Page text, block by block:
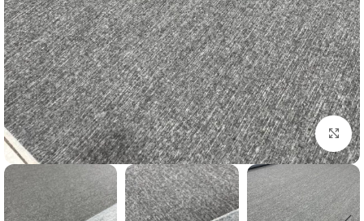
بزرگنمایی تصویر